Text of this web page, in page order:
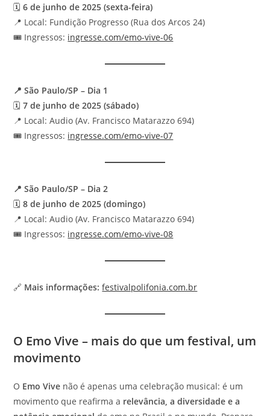
🗓️6 de junho de 2025 (sexta-feira)
📍 Local: Fundição Progresso (Rua dos Arcos 24)
🎟️ Ingressos: ingresse.com/emo-vive-06
📍 São Paulo/SP – Dia 1
🗓️7 de junho de 2025 (sábado)
📍 Local: Audio (Av. Francisco Matarazzo 694)
🎟️ Ingressos: ingresse.com/emo-vive-07
📍 São Paulo/SP – Dia 2
🗓️8 de junho de 2025 (domingo)
📍 Local: Audio (Av. Francisco Matarazzo 694)
🎟️ Ingressos: ingresse.com/emo-vive-08
🔗 Mais informações: festivalpolifonia.com.br
O Emo Vive – mais do que um festival, um
movimento
O Emo Vive não é apenas uma celebração musical: é um
movimento que reafirma a relevância, a diversidade e a